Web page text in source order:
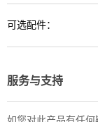
可选配件：
服务与支持